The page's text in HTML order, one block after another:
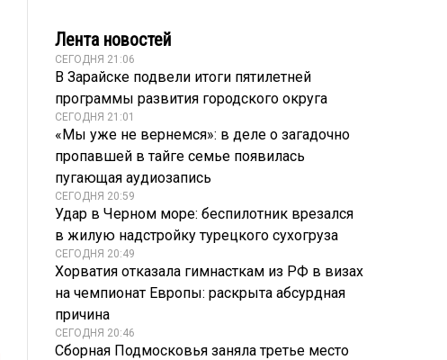
Лента новостей
СЕГОДНЯ 21:06
В Зарайске подвели итоги пятилетней
программы развития городского округа
СЕГОДНЯ 21:01
«Мы уже не вернемся»: в деле о загадочно
пропавшей в тайге семье появилась
пугающая аудиозапись
СЕГОДНЯ 20:59
Удар в Черном море: беспилотник врезался
в жилую надстройку турецкого сухогруза
СЕГОДНЯ 20:49
Хорватия отказала гимнасткам из РФ в визах
на чемпионат Европы: раскрыта абсурдная
причина
СЕГОДНЯ 20:46
Сборная Подмосковья заняла третье место